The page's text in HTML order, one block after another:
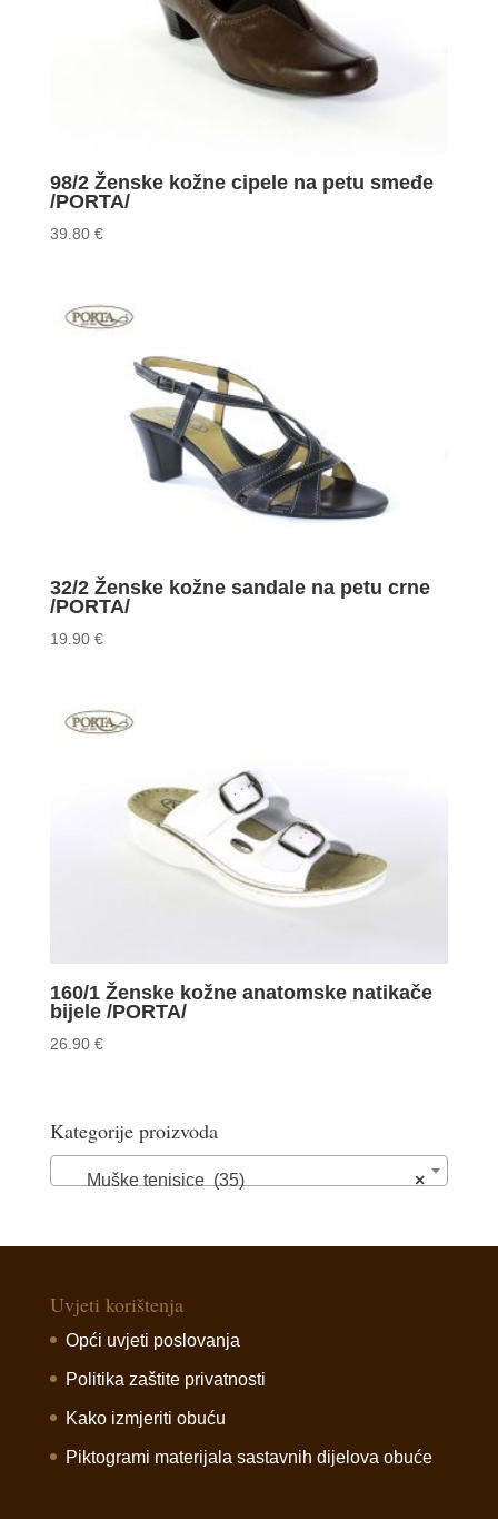
98/2 Ženske kožne cipele na petu smeđe
/PORTA/
39.80 €
32/2 Ženske kožne sandale na petu crne
/PORTA/
19.90 €
160/1 Ženske kožne anatomske natikače
bijele /PORTA/
26.90 €
Kategorije proizvoda
×
Muške tenisice (35)
Uvjeti korištenja
Opći uvjeti poslovanja
Politika zaštite privatnosti
Kako izmjeriti obuću
Piktogrami materijala sastavnih dijelova obuće